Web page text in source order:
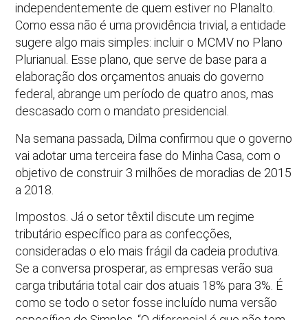
independentemente de quem estiver no Planalto.
Como essa não é uma providência trivial, a entidade
sugere algo mais simples: incluir o MCMV no Plano
Plurianual. Esse plano, que serve de base para a
elaboração dos orçamentos anuais do governo
federal, abrange um período de quatro anos, mas
descasado com o mandato presidencial.
Na semana passada, Dilma confirmou que o governo
vai adotar uma terceira fase do Minha Casa, com o
objetivo de construir 3 milhões de moradias de 2015
a 2018.
Impostos. Já o setor têxtil discute um regime
tributário específico para as confecções,
consideradas o elo mais frágil da cadeia produtiva.
Se a conversa prosperar, as empresas verão sua
carga tributária total cair dos atuais 18% para 3%. É
como se todo o setor fosse incluído numa versão